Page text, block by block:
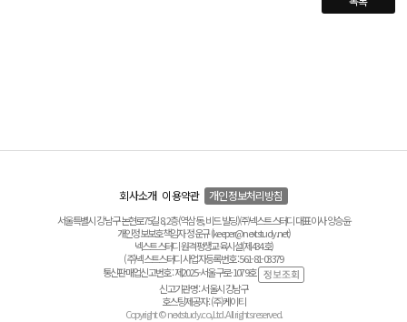
회사소개 이용약관 개인정보처리방침
서울특별시 강남구 논현로75길 8, 2층(역삼동, 비드 빌딩) ㈜넥스트스터디 대표이사 양승윤
개인정보보호책임자 정운규 (keeper@nextstudy.net)
넥스트스터디 원격평생교육시설(제434호)
(주)넥스트스터디 사업자등록번호 : 561-81-03379
통신판매업신고번호 : 제2025-서울구로-1079호
신고기관명 : 서울시 강남구
호스팅제공자 : (주)케이티
Copyright © nextstudy.co.,Ltd. All rights reserved.